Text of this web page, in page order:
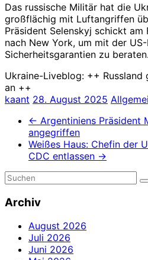
Das russische Militär hat die
großflächig mit Luftangriffen
Präsident Selenskyj schickt am
nach New York, um mit der
Sicherheitsgarantien zu
Ukraine-Liveblog: ++
an ++
kaant 28. August 2025
← Argentiniens Präsident
angegriffen
Weißes Haus: Chefin der
CDC entlassen →
Archiv
August 2026
Juli 2026
Juni 2026